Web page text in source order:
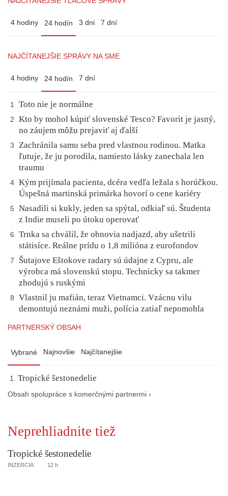
4 hodiny 24 hodín 3 dni 7 dní
NAJČÍTANEJŠIE SPRÁVY NA SME
4 hodiny 24 hodín 7 dní
1 Toto nie je normálne
2
Kto by mohol kúpiť slovenské Tesco? Favorit je jasný,
no záujem môžu prejaviť aj ďalší
3
Zachránila samu seba pred vlastnou rodinou. Matka
ľutuje, že ju porodila, namiesto lásky zanechala len
traumu
4 Kým prijímala pacienta, dcéra vedľa ležala s horúčkou.
Úspešná martinská primárka hovorí o cene kariéry
5
Nasadili si kukly, jeden sa spýtal, odkiaľ sú. Študenta
z Indie museli po útoku operovať
6
Trnka sa chválil, že obnovia nadjazd, aby ušetrili
státisíce. Reálne prídu o 1,8 milióna z eurofondov
7
Šutajove Eštokove radary sú údajne z Cypru, ale
výrobca má slovenskú stopu. Technicky sa takmer
zhodujú s ruskými
8
Vlastnil ju mafián, teraz Vietnamci. Vzácnu vilu
demontujú neznámi muži, polícia zatiaľ nepomohla
PARTNERSKÝ OBSAH
Vybrané Najnovšie Najčítanejšie
Tropické šestonedelie
Obsah spolupráce s komerčnými partnermi ›
Neprehliadnite tiež
Tropické šestonedelie
INZERCIA 12 h